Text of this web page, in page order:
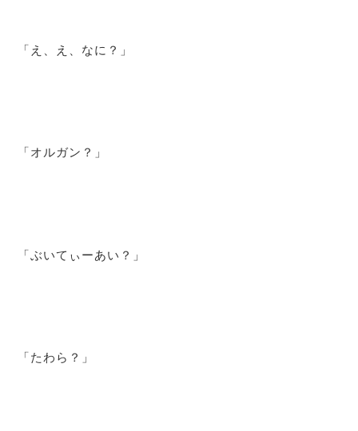
「え、え、なに？」
「オルガン？」
「ぶいてぃーあい？」
「たわら？」